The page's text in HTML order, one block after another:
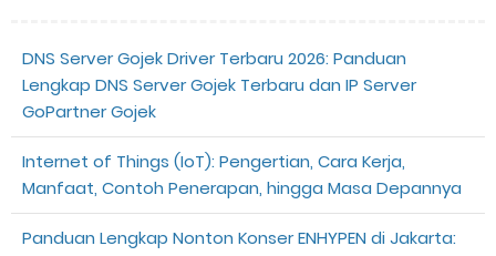
Cara Ping DNS Server Gojek Gopartner
Cara Mudah Melihat Nomor Shopeepay Sendiri dan Orang Lain
7 Cara Mudah Top Up Grab untuk Driver
5 Versi Map Paling Gacor Untuk Ojek Online
DNS Server Gojek Driver Terbaru 2026: Panduan
Lengkap DNS Server Gojek Terbaru dan IP Server
GoPartner Gojek
Internet of Things (IoT): Pengertian, Cara Kerja,
Manfaat, Contoh Penerapan, hingga Masa Depannya
Panduan Lengkap Nonton Konser ENHYPEN di Jakarta: